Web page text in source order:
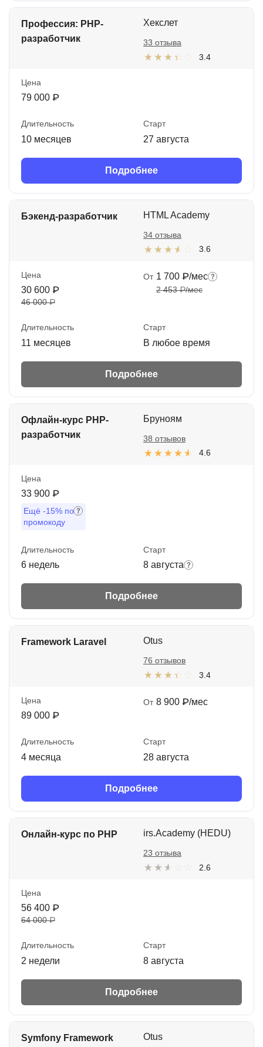
Профессия: PHP-
разработчик
Хекслет
3.4
33 отзыва
Цена
79 000 ₽
Длительность
10 месяцев
Старт
27 августа
Подробнее
Бэкенд-разработчик HTML Academy
3.6
34 отзыва
Цена
30 600 ₽
46 000 ₽
От 1 700 ₽/мес
2 453 ₽/мес
Длительность
11 месяцев
Старт
В любое время
Подробнее
Офлайн-курс PHP-
разработчик
Бруноям
4.6
38 отзывов
Цена
33 900 ₽
Ещё -15% по
промокоду
Длительность
6 недель
Старт
8 августа
Подробнее
Framework Laravel Otus
3.4
76 отзывов
Цена
89 000 ₽
От 8 900 ₽/мес
Длительность
4 месяца
Старт
28 августа
Подробнее
Онлайн-курс по PHP irs.Academy (HEDU)
2.6
23 отзыва
Цена
56 400 ₽
64 000 ₽
Длительность
2 недели
Старт
8 августа
Подробнее
Symfony Framework Otus